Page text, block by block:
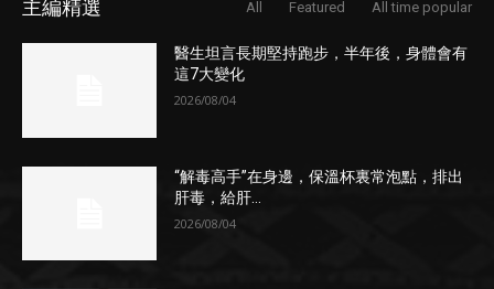
主編精選 All Featured All time popular
醫生坦言長期堅持跑步，半年後，身體會有
這7大變化
2026/08/04
“解毒高手”在身邊，保溫杯裏常泡點，排出
肝毒，給肝...
2026/08/04